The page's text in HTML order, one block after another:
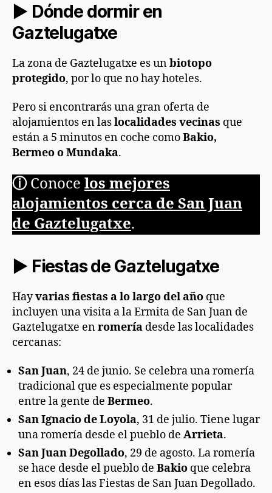
► Dónde dormir en
Gaztelugatxe
La zona de Gaztelugatxe es unbiotopo
protegido, por lo que no hay hoteles.
Pero si encontrarás una gran oferta de
alojamientos en laslocalidades vecinas que
están a 5 minutos en coche comoBakio,
Bermeo o Mundaka.
ⓘConoce los mejores
alojamientos cerca de San Juan
de Gaztelugatxe.
► Fiestas de Gaztelugatxe
Hayvarias fiestas a lo largo del año que
incluyen una visita a la Ermita de San Juan de
Gaztelugatxe enromería desde las localidades
cercanas:
San Juan, 24 de junio. Se celebra una romería
tradicional que es especialmente popular
entre la gente de Bermeo.
San Ignacio de Loyola, 31 de julio. Tiene lugar
una romería desde el pueblo de Arrieta.
San Juan Degollado, 29 de agosto. La romería
se hace desde el pueblo de Bakio que celebra
en esos días las Fiestas de San Juan Degollado.